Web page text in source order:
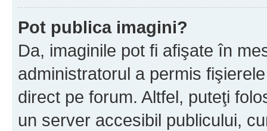
Pot publica imagini?
Da, imaginile pot fi afişate în
administratorul a permis
direct pe forum. Altfel, puteţi
un server accesibil publicului,